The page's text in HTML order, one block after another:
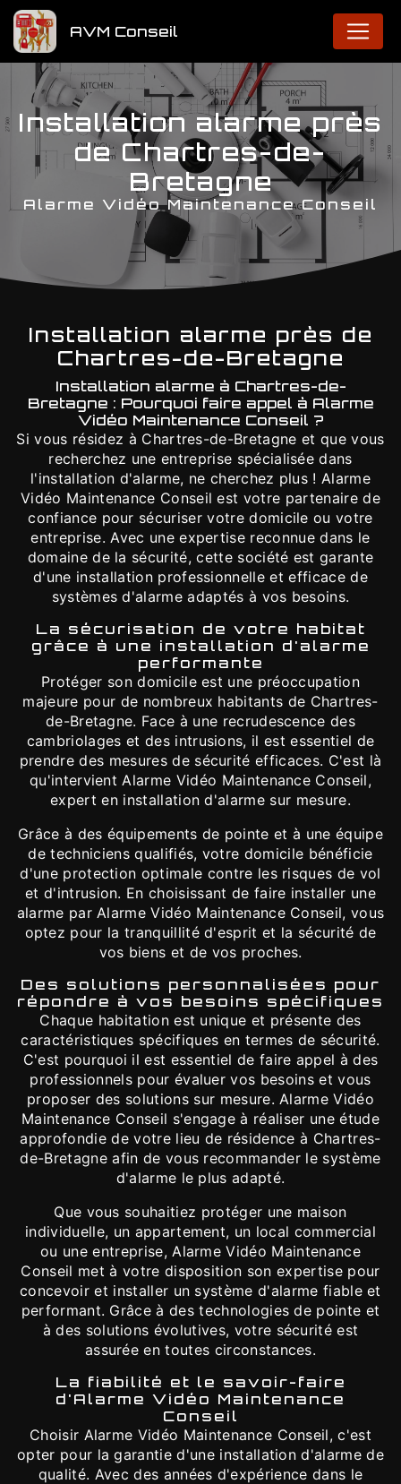
AVM Conseil
Installation alarme près
de Chartres-de-
Bretagne
Alarme Vidéo Maintenance Conseil
Installation alarme près de
Chartres-de-Bretagne
Installation alarme à Chartres-de-
Bretagne : Pourquoi faire appel à Alarme
Vidéo Maintenance Conseil ?
Si vous résidez à Chartres-de-Bretagne et que vous
recherchez une entreprise spécialisée dans
l'installation d'alarme, ne cherchez plus ! Alarme
Vidéo Maintenance Conseil est votre partenaire de
confiance pour sécuriser votre domicile ou votre
entreprise. Avec une expertise reconnue dans le
domaine de la sécurité, cette société est garante
d'une installation professionnelle et efficace de
systèmes d'alarme adaptés à vos besoins.
La sécurisation de votre habitat
grâce à une installation d'alarme
performante
Protéger son domicile est une préoccupation
majeure pour de nombreux habitants de Chartres-
de-Bretagne. Face à une recrudescence des
cambriolages et des intrusions, il est essentiel de
prendre des mesures de sécurité efficaces. C'est là
qu'intervient Alarme Vidéo Maintenance Conseil,
expert en installation d'alarme sur mesure.
Grâce à des équipements de pointe et à une équipe
de techniciens qualifiés, votre domicile bénéficie
d'une protection optimale contre les risques de vol
et d'intrusion. En choisissant de faire installer une
alarme par Alarme Vidéo Maintenance Conseil, vous
optez pour la tranquillité d'esprit et la sécurité de
vos biens et de vos proches.
Des solutions personnalisées pour
répondre à vos besoins spécifiques
Chaque habitation est unique et présente des
caractéristiques spécifiques en termes de sécurité.
C'est pourquoi il est essentiel de faire appel à des
professionnels pour évaluer vos besoins et vous
proposer des solutions sur mesure. Alarme Vidéo
Maintenance Conseil s'engage à réaliser une étude
approfondie de votre lieu de résidence à Chartres-
de-Bretagne afin de vous recommander le système
d'alarme le plus adapté.
Que vous souhaitiez protéger une maison
individuelle, un appartement, un local commercial
ou une entreprise, Alarme Vidéo Maintenance
Conseil met à votre disposition son expertise pour
concevoir et installer un système d'alarme fiable et
performant. Grâce à des technologies de pointe et
à des solutions évolutives, votre sécurité est
assurée en toutes circonstances.
La fiabilité et le savoir-faire
d'Alarme Vidéo Maintenance
Conseil
Choisir Alarme Vidéo Maintenance Conseil, c'est
opter pour la garantie d'une installation d'alarme de
qualité. Avec des années d'expérience dans le
Panneau de gestion des cookies